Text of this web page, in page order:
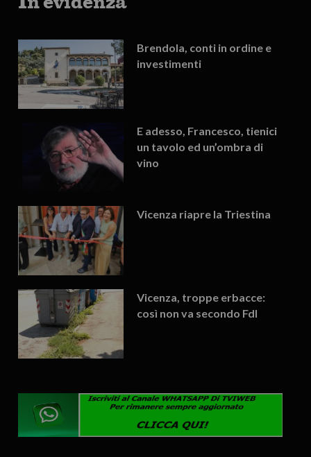
Brendola, conti in ordine e
investimenti
E adesso, Francesco, tienici
un tavolo ed un’ombra di
vino
Vicenza riapre la Triestina
Vicenza, troppe erbacce:
così non va secondo FdI